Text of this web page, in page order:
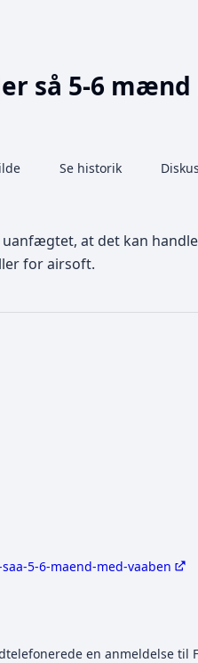
så 5-6 mænd
Se historik
at det kan
for airsoft.
5-6-maend-med-vaaben
en anmeldelse til